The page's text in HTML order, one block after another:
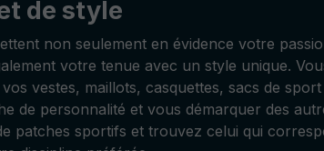
de style
non seulement en évidence votre
votre tenue avec un style unique.
vestes, maillots, casquettes, sacs de
de personnalité et vous démarquer des
patches sportifs et trouvez celui qui